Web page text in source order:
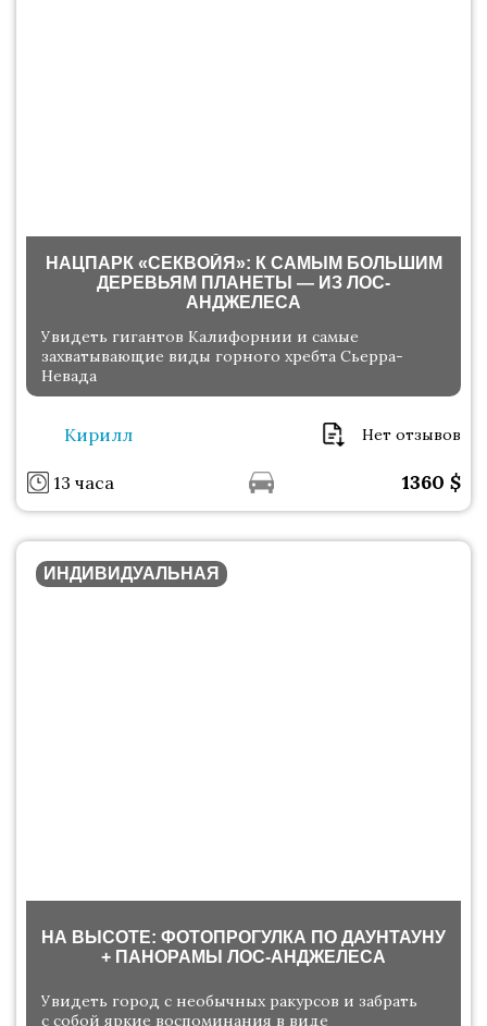
НАЦПАРК «СЕКВОЙЯ»: К САМЫМ БОЛЬШИМ
ДЕРЕВЬЯМ ПЛАНЕТЫ — ИЗ ЛОС-
АНДЖЕЛЕСА
Увидеть гигантов Калифорнии и самые
захватывающие виды горного хребта Сьерра-
Невада
Кирилл Нет отзывов
13 часа 1360 $
ИНДИВИДУАЛЬНАЯ
НА ВЫСОТЕ: ФОТОПРОГУЛКА ПО ДАУНТАУНУ
+ ПАНОРАМЫ ЛОС-АНДЖЕЛЕСА
Увидеть город с необычных ракурсов и забрать
с собой яркие воспоминания в виде